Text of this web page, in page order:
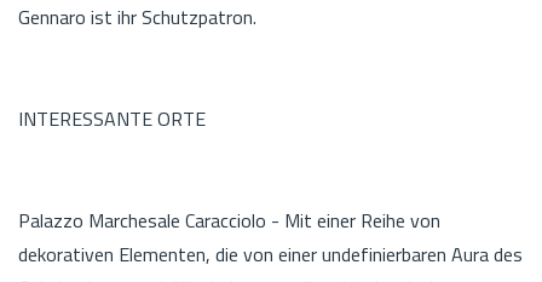
Gennaro ist ihr Schutzpatron.
INTERESSANTE ORTE
Palazzo Marchesale Caracciolo - Mit einer Reihe von
dekorativen Elementen, die von einer undefinierbaren Aura des